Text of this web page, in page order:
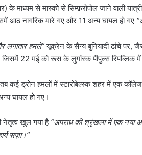
के माध्यम से मास्को से सिम्फ़रोपोल जाने वाली
आठ नागरिक मारे गए और 11 अन्य घायल हो गए
लगातार हमले”यूक्रेन के सैन्य बुनियादी ढांचे पर,
22 मई को रूस के लुगांस्क पीपुल्स रिपब्लिक में
ड्रोन हमलों में स्टारोबेल्स्क शहर में एक कॉलेज
घायल हो गए।
नेतृत्व खुल गया है “अपराध की श्रृंखला में एक नया
सज़ा।”